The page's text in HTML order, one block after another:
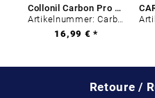
Collonil Carbon Pro 400 ml
Artikelnummer: Carbon-0
16,99 € *
Retoure /